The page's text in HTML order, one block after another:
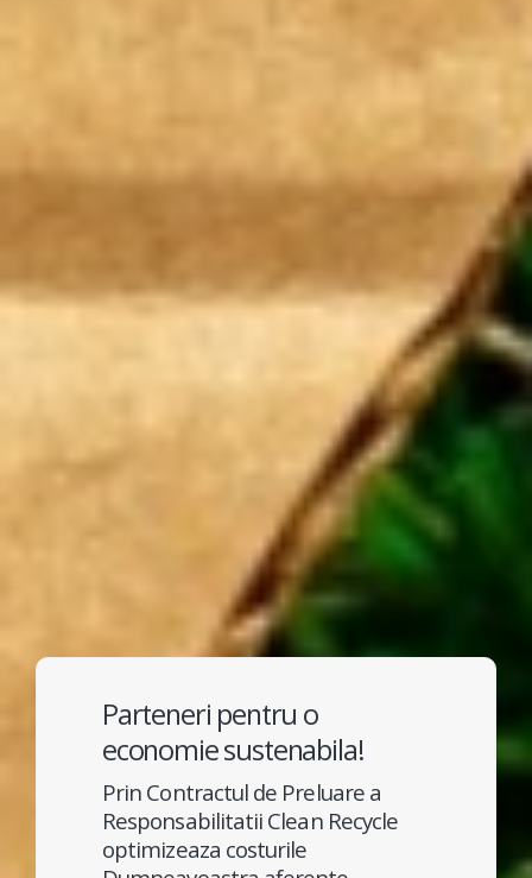
Parteneri pentru o
economie sustenabila!
Prin Contractul de Preluare a
Responsabilitatii Clean Recycle
optimizeaza costurile